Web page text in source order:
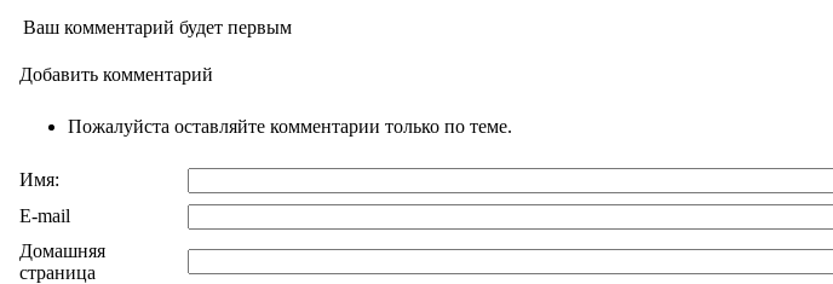
Ваш комментарий будет первым
Добавить комментарий
Пожалуйста оставляйте комментарии только по теме.
Имя:
E-mail
Домашняя
страница